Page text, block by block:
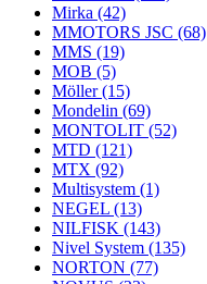
Mirka (42)
MMOTORS JSC (68)
MMS (19)
MOB (5)
Möller(15)
Mondelin (69)
MONTOLIT (52)
MTD (121)
MTX (92)
Multisystem (1)
NEGEL (13)
NILFISK (143)
Nivel System (135)
NORTON (77)